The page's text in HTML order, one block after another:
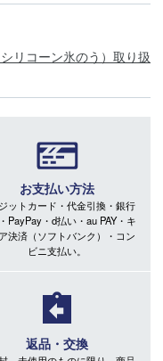
リコーン氷のう）取り扱
お支払い方法
ットカード・代金引換・銀行
PayPay・d払い・au PAY・キ
決済（ソフトバンク）・コン
ビニ支払い。
返品・交換